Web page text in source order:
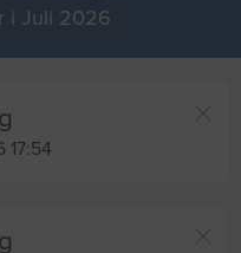
i Juli 2026
17:54